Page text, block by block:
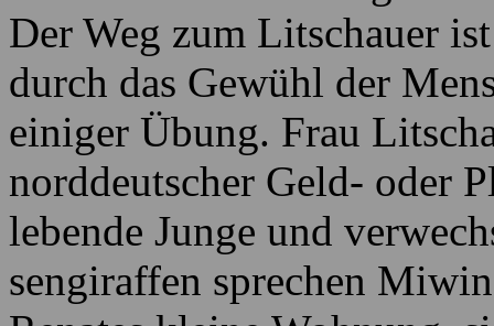
Der Weg zum Litschauer
durch das Gewühl der
einiger Übung. Frau
norddeutscher Geld- oder
lebende Junge und
sengiraffen sprechen